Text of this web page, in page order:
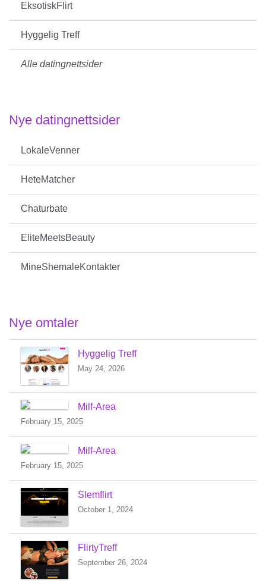
EksotiskFlirt
Hyggelig Treff
Alle datingnettsider
Nye datingnettsider
LokaleVenner
HeteMatcher
Chaturbate
EliteMeetsBeauty
MineShemaleKontakter
Nye omtaler
Hyggelig Treff
May 24, 2026
Milf-Area
February 15, 2025
Milf-Area
February 15, 2025
Slemflirt
October 1, 2024
FlirtyTreff
September 26, 2024